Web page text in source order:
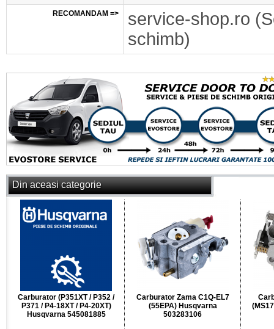
RECOMANDAM =>
service-shop.ro
schimb)
Din aceasi categorie
Carburator (P351XT / P352 /
P371 / P4-18XT / P4-20XT)
Husqvarna 545081885
Carburator Zama C1Q-EL7
(55EPA) Husqvarna
503283106